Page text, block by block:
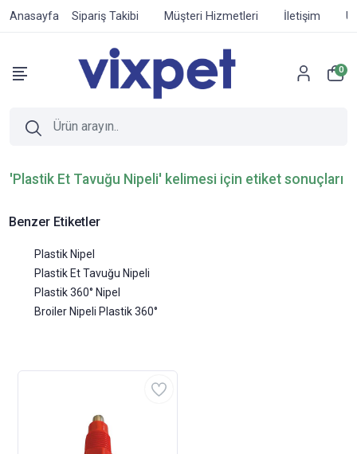
Anasayfa Sipariş Takibi Müşteri Hizmetleri İletişim
0
'Plastik Et Tavuğu Nipeli' kelimesi için etiket sonuçları
Benzer Etiketler
Plastik Nipel
Plastik Et Tavuğu Nipeli
Plastik ​360° Nipel
Broiler Nipeli Plastik 360°